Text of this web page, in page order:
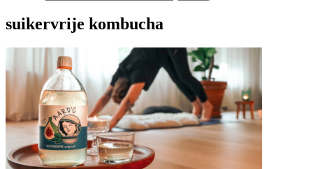
suikervrije kombucha